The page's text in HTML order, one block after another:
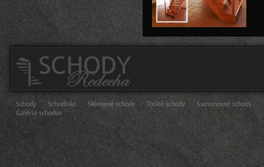
Schody Schodisko Sklenené schody Točité schody Samonosné schody
Galéria schodov